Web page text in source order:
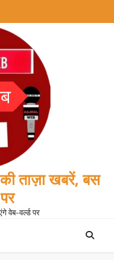
ताज़ा खबरें, बस
वेब-वर्ल्ड पर